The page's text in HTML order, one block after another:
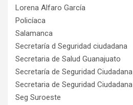
Lorena Alfaro García
Policíaca
Salamanca
Secretaría d Seguridad ciudadana
Secretaria de Salud Guanajuato
Secretaría de Seguridad Ciudadana
Secretaria de Seguridad Ciudadana
Seg Suroeste